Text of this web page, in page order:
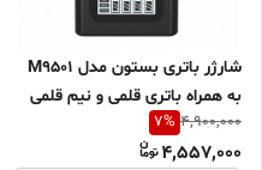
شارژر باتری بستون مدل M9501
به همراه باتری قلمی و نیم قلمی
قابل شارژ بسته 4 عددی
4,900,000
7%
4,557,000